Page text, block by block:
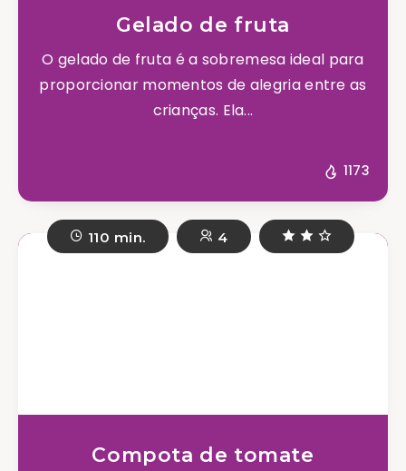
Gelado de fruta
O gelado de fruta é a sobremesa ideal para
proporcionar momentos de alegria entre as
crianças. Ela...
1173
110 min. 4
Compota de tomate